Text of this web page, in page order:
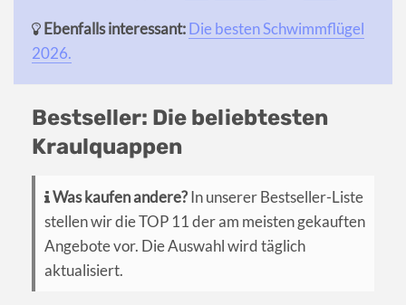
Ebenfalls interessant:Die besten Schwimmflügel
2026.
Bestseller: Die beliebtesten
Kraulquappen
Was kaufen andere?In unserer Bestseller-Liste
stellen wir die TOP 11 der am meisten gekauften
Angebote vor. Die Auswahl wird täglich
aktualisiert.